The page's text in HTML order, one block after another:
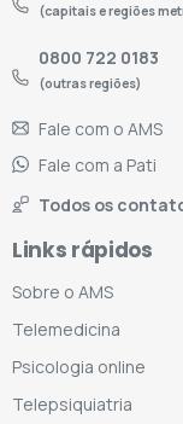
(capitais e regiões
0800 722 0183
(outras regiões)
Fale com o AMS
Fale com a Pati
Todos os
Links rápidos
Sobre o AMS
Telemedicina
Psicologia online
Telepsiquiatria